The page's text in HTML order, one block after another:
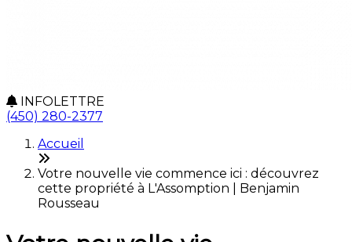
INFOLETTRE
(450) 280-2377
Accueil
Votre nouvelle vie commence ici : découvrez
cette propriété à L'Assomption | Benjamin
Rousseau